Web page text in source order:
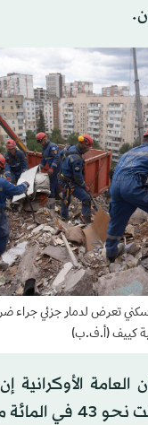
سكني تعرض لدمار جزئي جراء
كييف (أ.ف.ب)
العامة الأوكرانية
نفذتها كييف عطلت